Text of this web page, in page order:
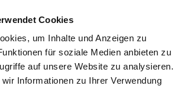
Cookies
um Inhalte und Anzeigen zu
für soziale Medien anbieten zu
auf unsere Website zu analysieren.
Informationen zu Ihrer Verwendung
(m/w/d)